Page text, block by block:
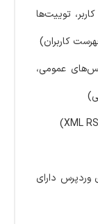
توییت‌ها
کاربران)
عمومی،
وردپرس دارای